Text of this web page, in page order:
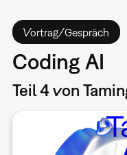
Vortrag/Gespräch
Coding AI
Teil 4 von